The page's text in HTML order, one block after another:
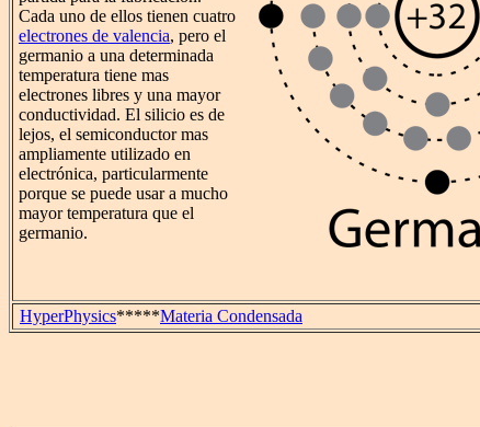
Cada uno de ellos tienen cuatro
electrones de valencia, pero el
germanio a una determinada
temperatura tiene mas
electrones libres y una mayor
conductividad. El silicio es de
lejos, el semiconductor mas
ampliamente utilizado en
electrónica, particularmente
porque se puede usar a mucho
mayor temperatura que el
germanio.
HyperPhysics*****Materia Condensada